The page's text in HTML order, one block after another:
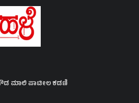
ಮಾಲಿ ಪಾಟೀಲ ಕಡಣಿ